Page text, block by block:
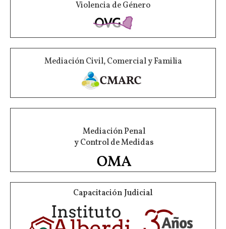
Violencia de Género
Mediación Civil, Comercial y Familia
Mediación Penal
y Control de Medidas
Capacitación Judicial